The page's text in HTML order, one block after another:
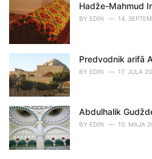
Hadže-Mahmud
BY EDIN 14.
Predvodnik arifā
BY EDIN 17. JULA
Abdulhalik
BY EDIN 10. MAJA